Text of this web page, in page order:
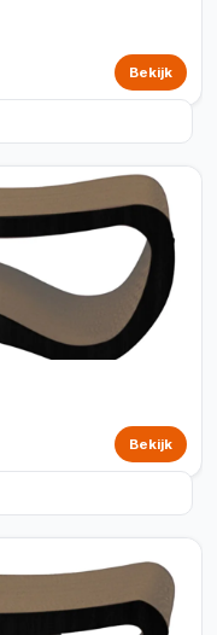
Bekijk
Bekijk